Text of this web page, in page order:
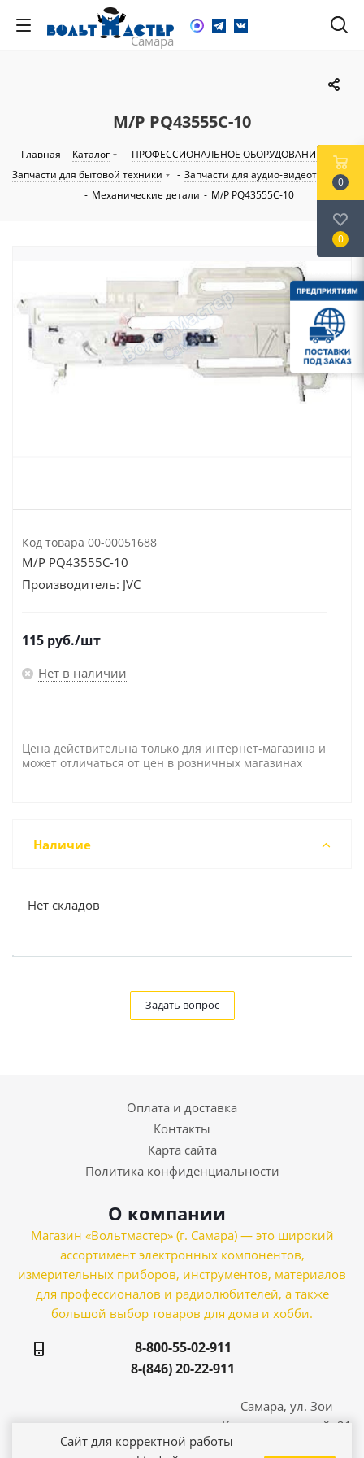
M/P PQ43555C-10
Главная - Каталог - ПРОФЕССИОНАЛЬНОЕ ОБОРУДОВАНИЕ
-
Запчасти для бытовой техники
- Запчасти для аудио-видеотехники
- Механические детали - M/P PQ43555C-10
Код товара 00-00051688
M/P PQ43555C-10
Производитель: JVC
115 руб./шт
Нет в наличии
Цена действительна только для интернет-магазина и
может отличаться от цен в розничных магазинах
Наличие
Нет складов
Задать вопрос
Оплата и доставка
Контакты
Карта сайта
Политика конфиденциальности
О компании
Магазин «Вольтмастер» (г. Самара) — это широкий
ассортимент электронных компонентов,
измерительных приборов, инструментов, материалов
для профессионалов и радиолюбителей, а также
большой выбор товаров для дома и хобби.
8-800-55-02-911
8-(846) 20-22-911
Самара, ул. Зои
Космодемьянской, 21
0
0
Сайт для корректной работы